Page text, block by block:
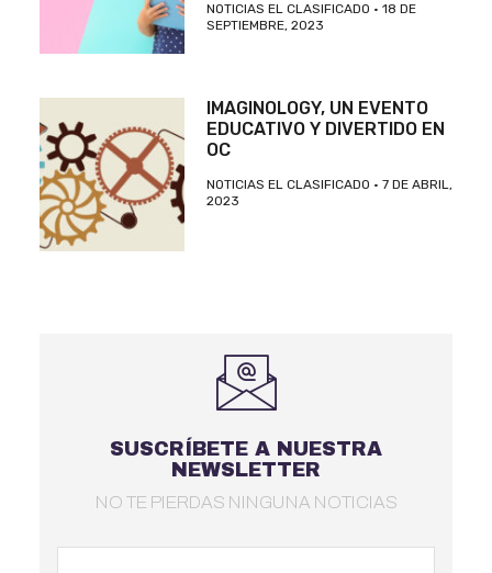
NOTICIAS EL CLASIFICADO
18 DE
SEPTIEMBRE, 2023
IMAGINOLOGY, UN EVENTO
EDUCATIVO Y DIVERTIDO EN
OC
NOTICIAS EL CLASIFICADO
7 DE ABRIL,
2023
SUSCRÍBETE A NUESTRA
NEWSLETTER
NO TE PIERDAS NINGUNA NOTICIAS